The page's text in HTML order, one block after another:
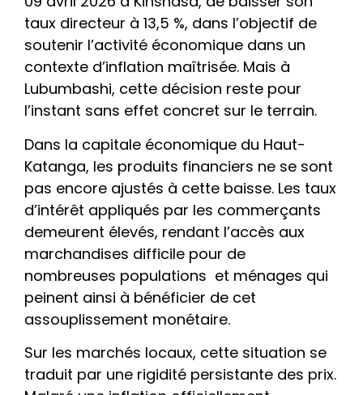
taux directeur à 13,5 %, dans l’objectif de
soutenir l’activité économique dans un
contexte d’inflation maîtrisée. Mais à
Lubumbashi, cette décision reste pour
l’instant sans effet concret sur le terrain.
Dans la capitale économique du Haut-
Katanga, les produits financiers ne se sont
pas encore ajustés à cette baisse. Les taux
d’intérêt appliqués par les commerçants
demeurent élevés, rendant l’accès aux
marchandises difficile pour de
nombreuses populations et ménages qui
peinent ainsi à bénéficier de cet
assouplissement monétaire.
Sur les marchés locaux, cette situation se
traduit par une rigidité persistante des prix.